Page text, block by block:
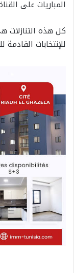
المباريات على
كل هذه
للإنتخابات